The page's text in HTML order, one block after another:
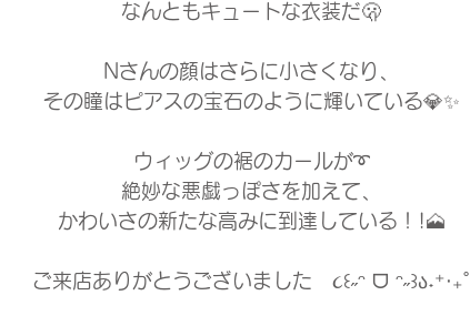
なんともキュートな衣装だ🫢
Nさんの顔はさらに小さくなり、
その瞳はピアスの宝石のように輝いている💎✨
ウィッグの裾のカールが➰
絶妙な悪戯っぽさを加えて、
かわいさの新たな高みに到達している！!🗻
ご来店ありがとうございました　૮꒰˶ᵔ ᗜ ᵔ˶꒱ა˖⁺‧₊˚